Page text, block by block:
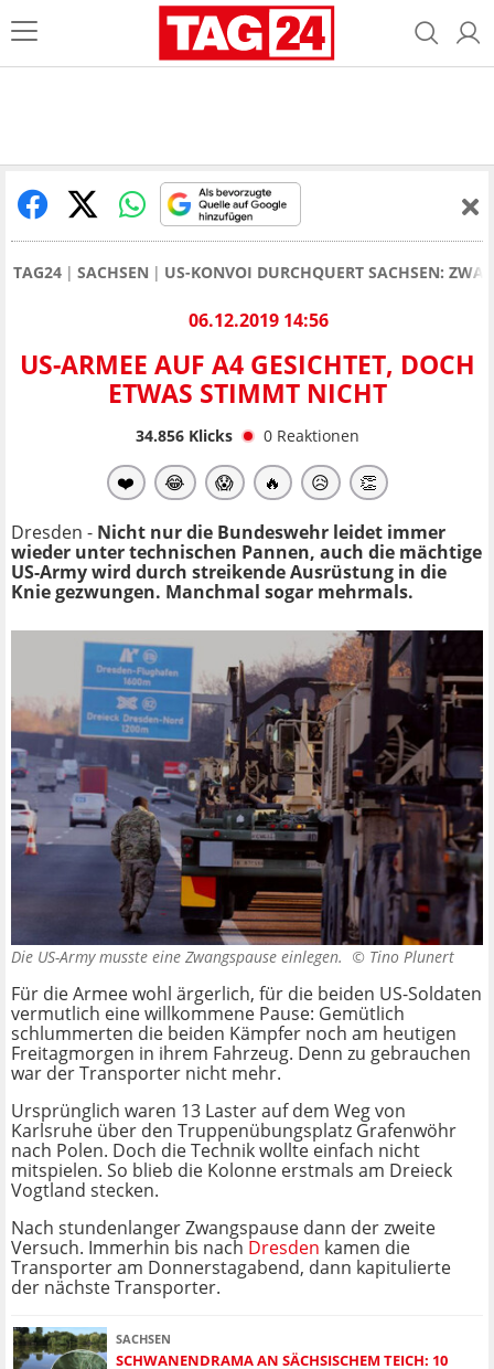
TAG24 SACHSEN US-KONVOI DURCHQUERT SACHSEN:
06.12.2019 14:56
US-ARMEE AUF A4 GESICHTET, DOCH
ETWAS STIMMT NICHT
34.856Klicks 0 Reaktionen
❤️ 😂 😱 🔥 😥 👏
Dresden - Nicht nur die Bundeswehr leidet immer
wieder unter technischen Pannen, auch die mächtige
US-Army wird durch streikende Ausrüstung in die
Knie gezwungen. Manchmal sogar mehrmals.
Die US-Army musste eine Zwangspause einlegen. © Tino Plunert
Für die Armee wohl ärgerlich, für die beiden US-Soldaten
vermutlich eine willkommene Pause: Gemütlich
schlummerten die beiden Kämpfer noch am heutigen
Freitagmorgen in ihrem Fahrzeug. Denn zu gebrauchen
war der Transporter nicht mehr.
Ursprünglich waren 13 Laster auf dem Weg von
Karlsruhe über den Truppenübungsplatz Grafenwöhr
nach Polen. Doch die Technik wollte einfach nicht
mitspielen. So blieb die Kolonne erstmals am Dreieck
Vogtland stecken.
Nach stundenlanger Zwangspause dann der zweite
Versuch. Immerhin bis nach Dresden kamen die
Transporter am Donnerstagabend, dann kapitulierte
der nächste Transporter.
SACHSEN
SCHWANENDRAMA AN SÄCHSISCHEM TEICH: 10